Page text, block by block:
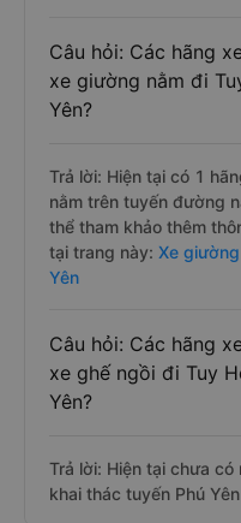
Câu hỏi: Các hãng
xe giường nằm đi
Yên?
Trả lời: Hiện tại có 1
nằm trên tuyến đường
thể tham khảo thêm
tại trang này: Xe
Yên
Câu hỏi: Các hãng
xe ghế ngồi đi Tuy
Yên?
Trả lời: Hiện tại chưa
khai thác tuyến Phú